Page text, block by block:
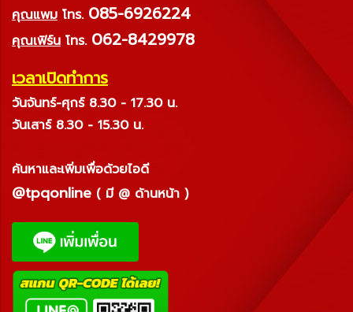
คุณแพม โทร. 085-6926224
คุณเฟิร์น โทร. 062-8429978
เวลาเปิดทำการ
วันจันทร์-ศุกร์ 8.30 - 17.30 น.
วันเสาร์ 8.30 - 15.30 น.
ค้นหาและเพิ่มเพื่อด้วยไอดี
@tpqonline ( มี @ ด้านหน้า )